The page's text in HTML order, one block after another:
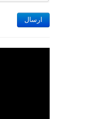
ارسال